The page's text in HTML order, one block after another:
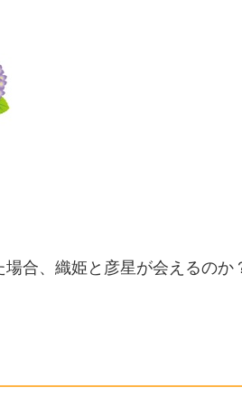
合、織姫と彦星が会えるの